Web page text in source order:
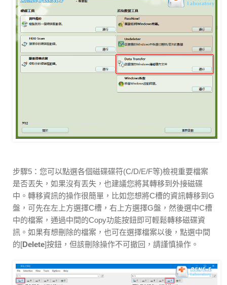
步驟5：您可以點選各個磁碟碟符(C/D/E/F等)檢視重要檔案
是否丟失，如果沒有丟失，也建議您將其轉移到外接磁碟
中。轉移資訊的操作很簡單，比如您想將C槽的資訊轉移到G
盤，可先在左上方選擇C槽，右上方選擇G盤，然後選中C槽
中的檔案，通過中間的Copy功能按鈕即可輕鬆轉移磁碟資
訊。如果有想刪除的檔案，也可在選擇檔案以後，點選中間
的[Delete]按鈕，但該刪除操作不可撤回，請謹慎操作。